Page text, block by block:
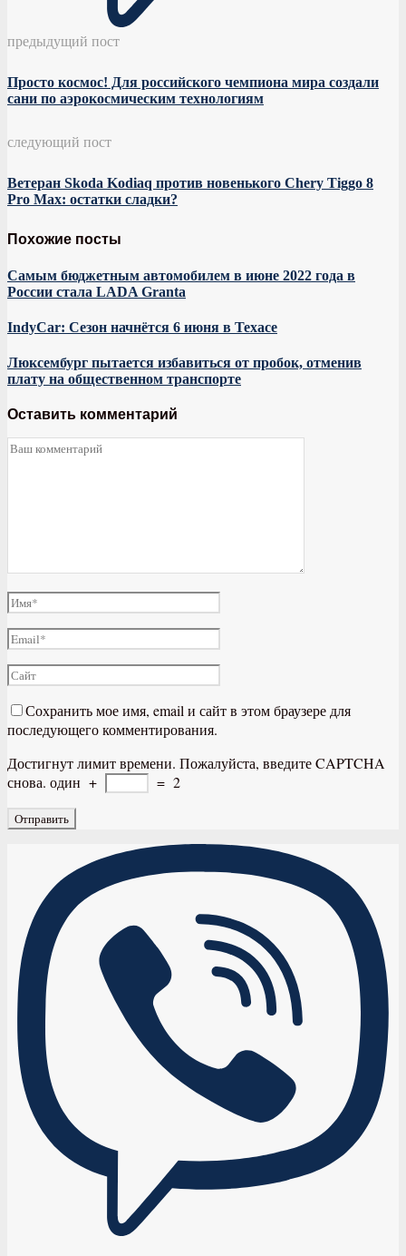
предыдущий пост
Просто космос! Для российского чемпиона мира создали
сани по аэрокосмическим технологиям
следующий пост
Ветеран Skoda Kodiaq против новенького Chery Tiggo 8
Pro Max: остатки сладки?
Похожие посты
Самым бюджетным автомобилем в июне 2022 года в
России стала LADA Granta
IndyCar: Сезон начнётся 6 июня в Техасе
Люксембург пытается избавиться от пробок, отменив
плату на общественном транспорте
Оставить комментарий
Сохранить мое имя, email и сайт в этом браузере для
последующего комментирования.
Достигнут лимит времени. Пожалуйста, введите CAPTCHA
снова. один + = 2